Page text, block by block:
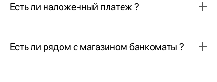
Есть ли наложенный платеж ?
Есть ли рядом с магазином банкоматы ?